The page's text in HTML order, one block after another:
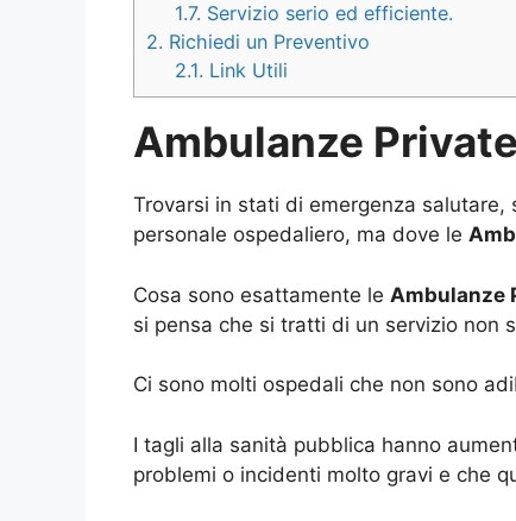
1.7. Servizio serio ed efficiente.
2. Richiedi un Preventivo
2.1. Link Utili
Ambulanze
Trovarsi in stati di emergenza
personale ospedaliero, ma dove le
Cosa sono esattamente le Ambulanze
si pensa che si tratti di un servizio non
Ci sono molti ospedali che non sono
I tagli alla sanità pubblica hanno
problemi o incidenti molto gravi e che